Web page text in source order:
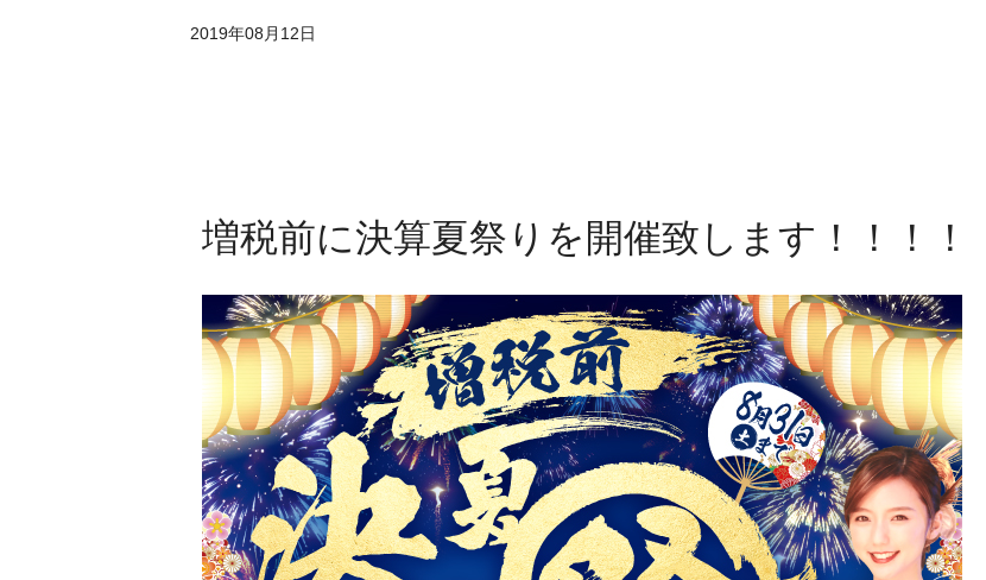
2019年08月12日
増税前に決算夏祭りを開催致します！！！！